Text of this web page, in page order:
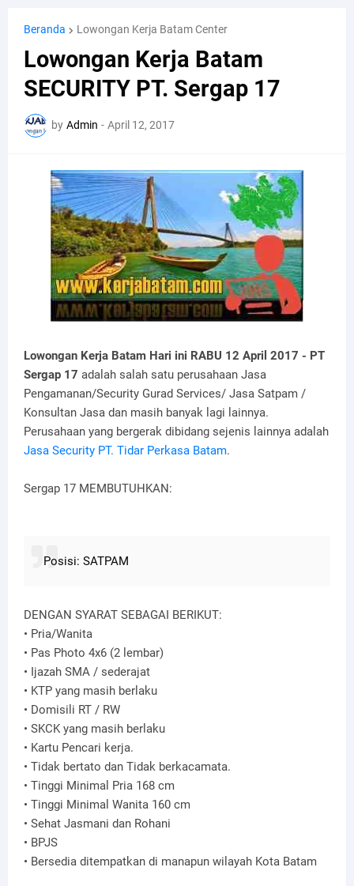
Beranda Lowongan Kerja Batam Center
Lowongan Kerja Batam
SECURITY PT. Sergap 17
by Admin - April 12, 2017
Lowongan Kerja Batam Hari ini RABU 12 April 2017 - PT
Sergap 17 adalah salah satu perusahaan Jasa
Pengamanan/Security Gurad Services/ Jasa Satpam /
Konsultan Jasa dan masih banyak lagi lainnya.
Perusahaan yang bergerak dibidang sejenis lainnya adalah
Jasa Security PT. Tidar Perkasa Batam.
Sergap 17 MEMBUTUHKAN:
Posisi: SATPAM
DENGAN SYARAT SEBAGAI BERIKUT:
• Pria/Wanita
• Pas Photo 4x6 (2 lembar)
• Ijazah SMA / sederajat
• KTP yang masih berlaku
• Domisili RT / RW
• SKCK yang masih berlaku
• Kartu Pencari kerja.
• Tidak bertato dan Tidak berkacamata.
• Tinggi Minimal Pria 168 cm
• Tinggi Minimal Wanita 160 cm
• Sehat Jasmani dan Rohani
• BPJS
• Bersedia ditempatkan di manapun wilayah Kota Batam